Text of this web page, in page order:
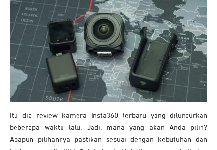
Itu dia review kamera Insta360 terbaru yang diluncurkan
beberapa waktu lalu. Jadi, mana yang akan Anda pilih?
Apapun pilihannya pastikan sesuai dengan kebutuhan dan